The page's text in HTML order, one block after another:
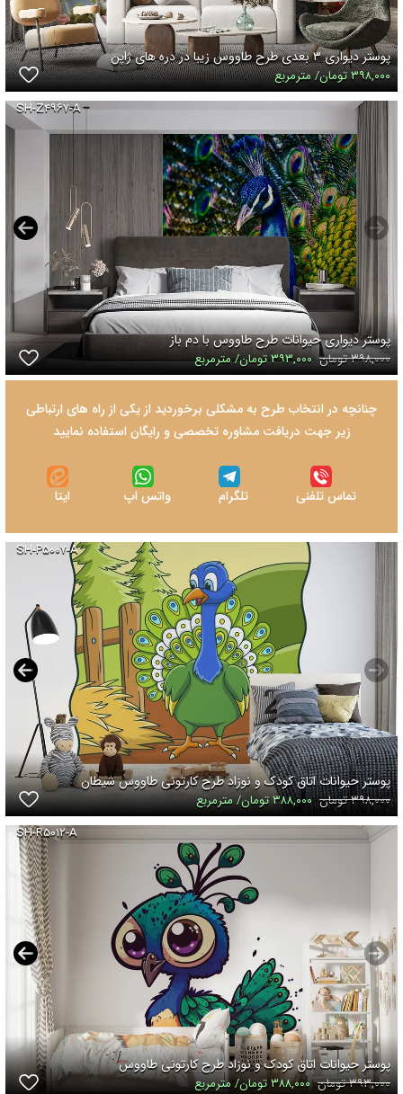
پوستر دیواری ۳ بعدی طرح طاووس زیبا در دره های ژاپن
۳۹۸,۰۰۰ تومان/ مترمربع
SH-Z۴۹۶۷-A
پوستر دیواری حیوانات طرح طاووس با دم باز
۳۹۸,۰۰۰ تومان ۳۹۳,۰۰۰ تومان/ مترمربع
چنانچه در انتخاب طرح به مشکلی برخوردید از یکی از راه های ارتباطی
زیر جهت دریافت مشاوره تخصصی و رایگان استفاده نمایید
تماس تلفنی تلگرام واتس اپ ایتا
SH-P۵۰۰۷-A
پوستر حیوانات اتاق کودک و نوزاد طرح کارتونی طاووس شیطان
۳۹۸,۰۰۰ تومان
۳۸۸,۰۰۰ تومان/ مترمربع
SH-R۵۰۱۲-A
پوستر حیوانات اتاق کودک و نوزاد طرح کارتونی طاووس
۳۹۳,۰۰۰ تومان ۳۸۸,۰۰۰ تومان/ مترمربع